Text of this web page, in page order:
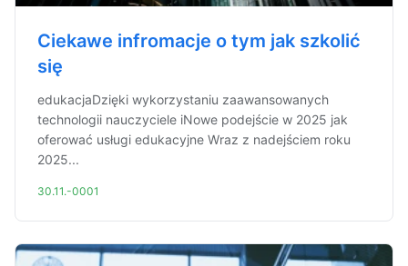
Ciekawe infromacje o tym jak szkolić
się
edukacjaDzięki wykorzystaniu zaawansowanych
technologii nauczyciele iNowe podejście w 2025 jak
oferować usługi edukacyjne Wraz z nadejściem roku
2025...
30.11.-0001